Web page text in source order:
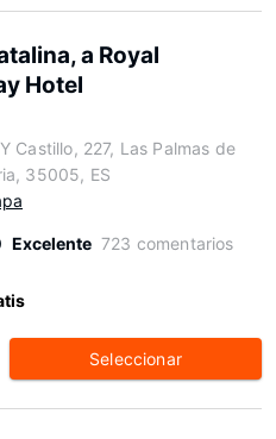
a Royal
Hotel
Castillo, 227, Las Palmas de
35005, ES
Excelente 723 comentarios
Seleccionar